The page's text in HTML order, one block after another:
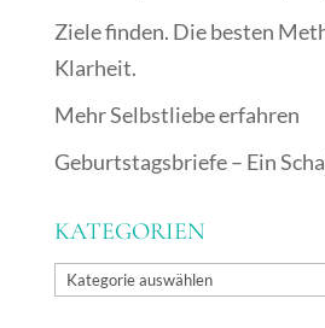
Ziele finden. Die besten
Klarheit.
Mehr Selbstliebe erfahren
Geburtstagsbriefe – Ein
KATEGORIEN
Kategorien